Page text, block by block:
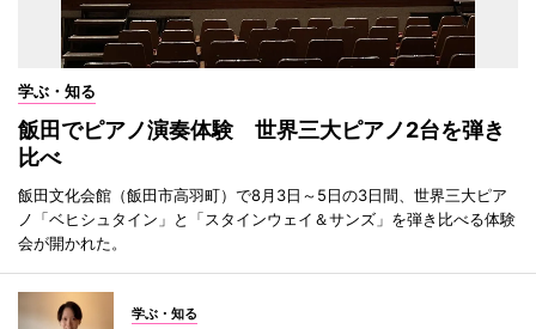
学ぶ・知る
飯田でピアノ演奏体験 世界三大ピアノ2台を弾き
比べ
飯田文化会館（飯田市高羽町）で8月3日～5日の3日間、世界三大ピア
ノ「ベヒシュタイン」と「スタインウェイ＆サンズ」を弾き比べる体験
会が開かれた。
学ぶ・知る